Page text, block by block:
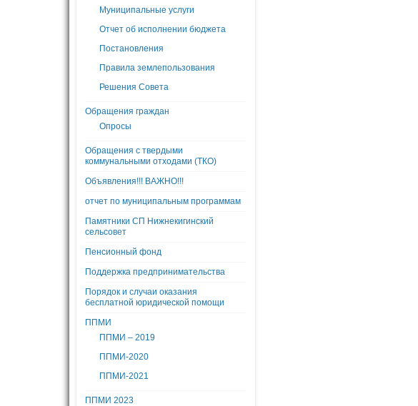
Муниципальные услуги
Отчет об исполнении бюджета
Постановления
Правила землепользования
Решения Совета
Обращения граждан
Опросы
Обращения с твердыми
коммунальными отходами (ТКО)
Объявления!!! ВАЖНО!!!
отчет по муниципальным программам
Памятники СП Нижнекигинский
сельсовет
Пенсионный фонд
Поддержка предпринимательства
Порядок и случаи оказания
бесплатной юридической помощи
ППМИ
ППМИ – 2019
ППМИ-2020
ППМИ-2021
ППМИ 2023